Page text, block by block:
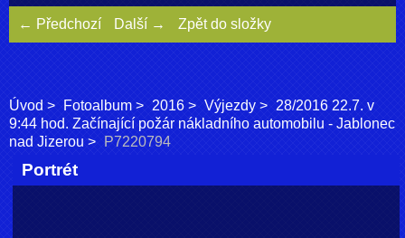
← Předchozí Další → Zpět do složky
Úvod Fotoalbum 2016 Výjezdy
28/2016 22.7. v
9:44 hod. Začínající požár nákladního automobilu - Jablonec
nad Jizerou
P7220794
Portrét